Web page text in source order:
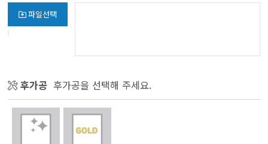
파일선택
후가공 후가공을 선택해 주세요.